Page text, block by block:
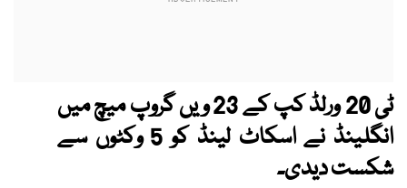
ٹی 20 ورلڈ کپ کے 23 ویں گروپ میچ میں
انگلینڈ نے اسکاٹ لینڈ کو 5 وکٹوں سے
شکست دیدی۔